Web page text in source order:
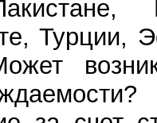
Турции,